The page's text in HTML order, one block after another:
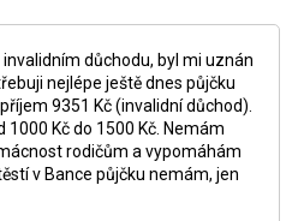
důchodu, byl mi uznán
nejlépe ještě dnes půjčku
9351 Kč (invalidní důchod).
1000 Kč do 1500 Kč. Nemám
rodičům a vypomáhám
v Bance půjčku nemám, jen